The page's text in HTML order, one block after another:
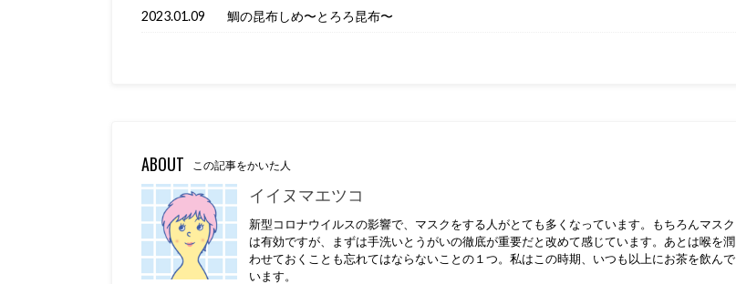
2023.01.09 鯛の昆布しめ〜とろろ昆布〜
ABOUT この記事をかいた人
イイヌマエツコ
新型コロナウイルスの影響で、マスクをする人がとても多くなっています。もちろんマスク
は有効ですが、まずは手洗いとうがいの徹底が重要だと改めて感じています。あとは喉を潤
わせておくことも忘れてはならないことの１つ。私はこの時期、いつも以上にお茶を飲んで
います。